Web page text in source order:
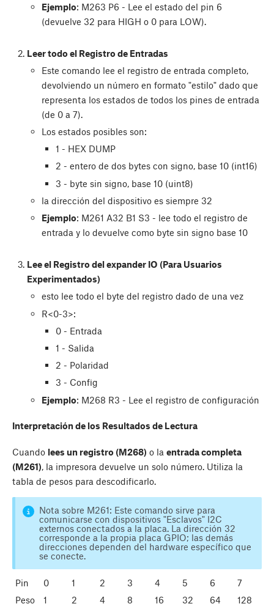
Ejemplo: M263 P6 - Lee el estado del pin 6
(devuelve 32 para HIGH o 0 para LOW).
Leer todo el Registro de Entradas
Este comando lee el registro de entrada completo,
devolviendo un número en formato "estilo" dado que
representa los estados de todos los pines de entrada
(de 0 a 7).
Los estados posibles son:
1 - HEX DUMP
2 - entero de dos bytes con signo, base 10 (int16)
3 - byte sin signo, base 10 (uint8)
la dirección del dispositivo es siempre 32
Ejemplo: M261 A32 B1 S3 - lee todo el registro de
entrada y lo devuelve como byte sin signo base 10
Lee el Registro del expander IO (Para Usuarios
Experimentados)
esto lee todo el byte del registro dado de una vez
R<0-3>:
0 - Entrada
1 - Salida
2 - Polaridad
3 - Config
Ejemplo: M268 R3 - Lee el registro de configuración
Interpretación de los Resultados de Lectura
Cuando lees un registro (M268) o la entrada completa
(M261), la impresora devuelve un solo número. Utiliza la
tabla de pesos para descodificarlo.
Nota sobre M261: Este comando sirve para
comunicarse con dispositivos "Esclavos" I2C
externos conectados a la placa. La dirección 32
corresponde a la propia placa GPIO; las demás
direcciones dependen del hardware específico que
se conecte.
Pin 0 1 2 3 4 5 6
7
Peso
1 2 4 8 16 32 64 128